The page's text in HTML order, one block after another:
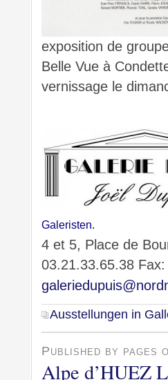
exposition de
Belle Vue à
vernissage le
Galeristen.
4 et 5, Place de
03.21.33.65.38
Ausstellungen in
Published by pages
Alpe d’HUEZ